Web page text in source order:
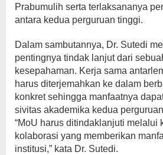
Prabumulih serta terlaksananya
antara kedua perguruan tinggi.
Dalam sambutannya, Dr. Sutedi
pentingnya tindak lanjut dari
kesepahaman. Kerja sama
harus diterjemahkan ke dalam
konkret sehingga manfaatnya
sivitas akademika kedua
“MoU harus ditindaklanjuti melalui
kolaborasi yang memberikan
institusi,” kata Dr. Sutedi.